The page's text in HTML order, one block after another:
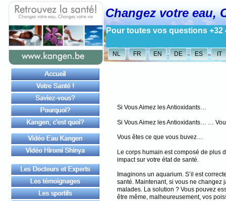
Changez votre eau,
FR
NL EN DE ES IT
Pour toutes vos questions +32
Si Vous Aimez les Antioxidants…
Si Vous Aimez les Antioxidants… …
Vous êtes ce que vous buvez…
Le corps humain est composé de plus
impact sur votre état de santé.
Imaginons un aquarium. S’il est
santé. Maintenant, si vous ne changez
malades. La solution ? Vous pouvez
être même, malheureusement, vos